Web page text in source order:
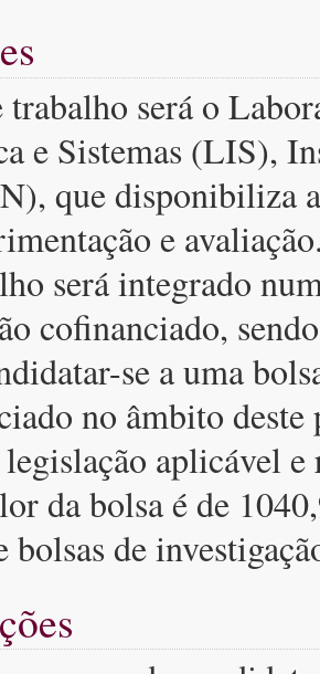
trabalho será o
e Sistemas (LIS),
que disponibiliza
e
será integrado
cofinanciado,
se a uma
no âmbito deste
aplicável e
da bolsa é de
bolsas de